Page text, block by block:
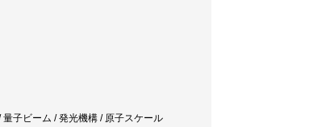
子ビーム / 発光機構 / 原子スケール